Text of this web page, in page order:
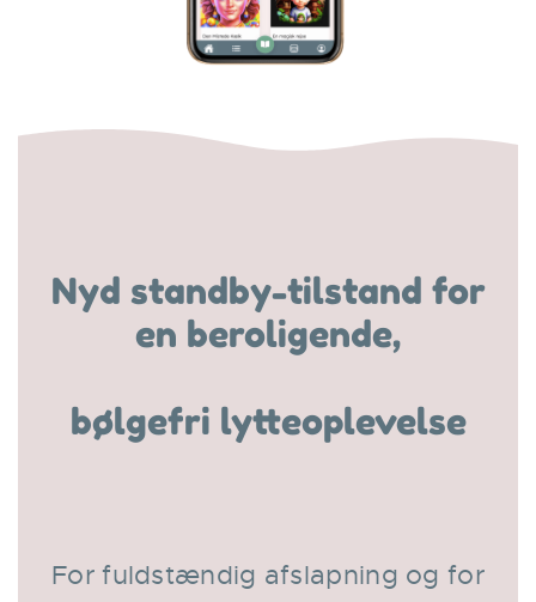
Nyd standby-tilstand for
en beroligende,
bølgefri lytteoplevelse
For fuldstændig afslapning og for